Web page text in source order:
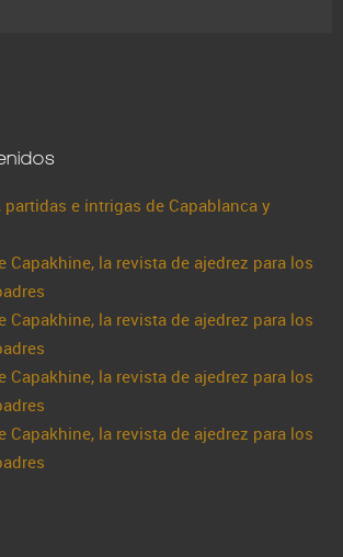
partidas e intrigas de Capablanca y
Capakhine, la revista de ajedrez para los
Capakhine, la revista de ajedrez para los
Capakhine, la revista de ajedrez para los
Capakhine, la revista de ajedrez para los